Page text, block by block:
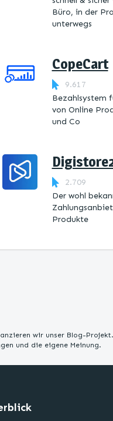
Büro, in der
unterwegs
CopeCart
9.617
Bezahlsystem
von Online
und Co
2.709
Der wohl
Produkte
wir unser Blog-
und die eigene Meinung.